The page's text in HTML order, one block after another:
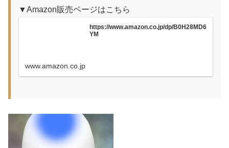
▼Amazon販売ページはこちら
https://www.amazon.co.jp/dp/B0H28MD6
YM
www.amazon.co.jp